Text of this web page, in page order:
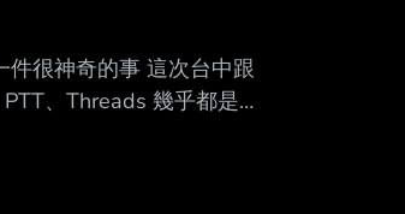
很神奇的事 這次台中跟
、Threads 幾乎都是在
比較多、聲量比較大？
？ 有沒有明明都沒放颱
PHY110. --